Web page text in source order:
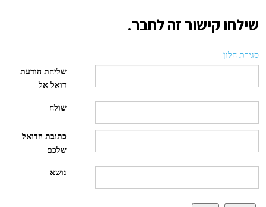
שילחו קישור זה לחבר.
סגירת חלון
שליחת הודעת
דואל אל
שולח
כתובת הדואל
שלכם
נושא